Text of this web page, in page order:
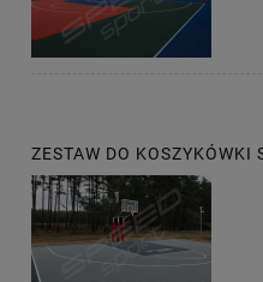
ZESTAW DO KOSZYKÓWKI